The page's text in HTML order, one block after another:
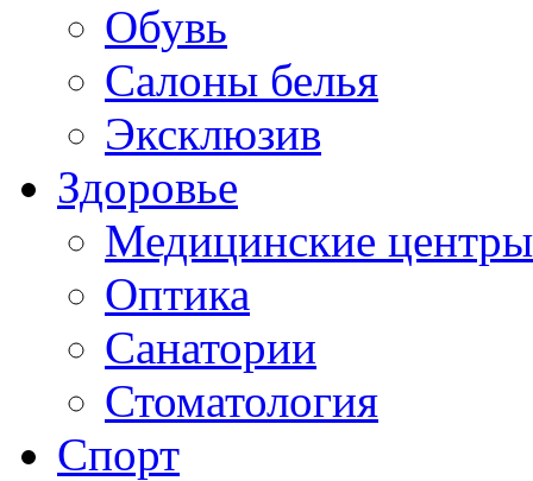
Обувь
Салоны белья
Эксклюзив
Здоровье
Медицинские центры
Оптика
Санатории
Стоматология
Спорт